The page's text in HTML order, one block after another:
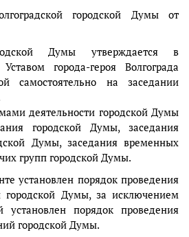
городской Думы от
Думы утверждается в
города-героя Волгограда
самостоятельно на заседании
деятельности городской Думы
городской Думы, заседания
Думы, заседания временных
групп городской Думы.
установлен порядок проведения
городской Думы, за исключением
установлен порядок проведения
городской Думы.